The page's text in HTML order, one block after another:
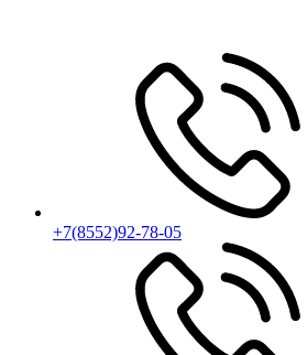
+7(8552)92-78-05